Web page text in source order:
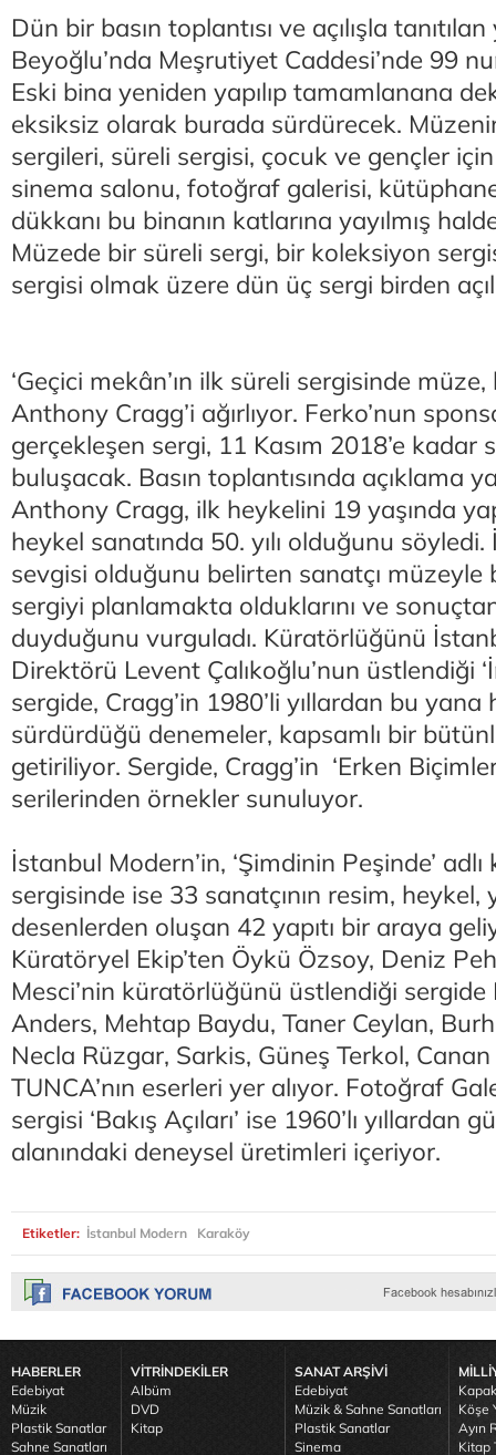
Dün bir basın toplantısı ve açılışla
Beyoğlu’nda Meşrutiyet Caddesi’nde 99
Eski bina yeniden yapılıp tamamlanana
eksiksiz olarak burada sürdürecek.
sergileri, süreli sergisi, çocuk ve gençler
sinema salonu, fotoğraf galerisi,
dükkanı bu binanın katlarına yayılmış
Müzede bir süreli sergi, bir koleksiyon
sergisi olmak üzere dün üç sergi birden
‘Geçici mekân’ın ilk süreli sergisinde müze,
Anthony Cragg’i ağırlıyor. Ferko’nun
gerçekleşen sergi, 11 Kasım 2018’e kadar
buluşacak. Basın toplantısında açıklama
Anthony Cragg, ilk heykelini 19 yaşında
heykel sanatında 50. yılı olduğunu
sevgisi olduğunu belirten sanatçı müzeyle
sergiyi planlamakta olduklarını ve
duyduğunu vurguladı. Küratörlüğünü
Direktörü Levent Çalıkoğlu’nun üstlendiği
sergide, Cragg’in 1980’li yıllardan bu
sürdürdüğü denemeler, kapsamlı bir
getiriliyor. Sergide, Cragg’in ‘Erken Biçimler’
serilerinden örnekler sunuluyor.
İstanbul Modern’in, ‘Şimdinin Peşinde’
sergisinde ise 33 sanatçının resim,
desenlerden oluşan 42 yapıtı bir araya
Küratöryel Ekip’ten Öykü Özsoy, Deniz
Mesci’nin küratörlüğünü üstlendiği
Anders, Mehtap Baydu, Taner Ceylan,
Necla Rüzgar, Sarkis, Güneş Terkol,
TUNCA’nın eserleri yer alıyor. Fotoğraf
sergisi ‘Bakış Açıları’ ise 1960’lı
alanındaki deneysel üretimleri içeriyor.
Etiketler: İstanbul Modern Karaköy
HABERLER
Edebiyat
Müzik
Plastik Sanatlar
Sahne Sanatları
VİTRİNDEKİLER
Albüm
DVD
Kitap
SANAT ARŞİVİ
Edebiyat
Müzik & Sahne Sanatları
Plastik Sanatlar
Sinema
Köşe
Ayın
Kitap